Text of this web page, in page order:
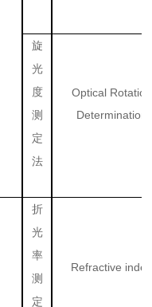
旋
光
度
测
定
法
Optical Rotation
Determination
折
光
率
测
定
Refractive index